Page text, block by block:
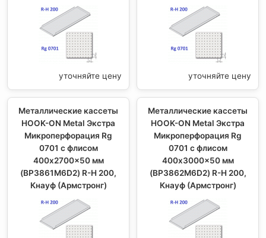
уточняйте цену уточняйте цену
Металлические кассеты
HOOK-ON Metal Экстра
Микроперфорация Rg
0701 с флисом
400x2700x50 мм
(BP3861M6D2) R-H 200,
Кнауф (Армстронг)
Металлические кассеты
HOOK-ON Metal Экстра
Микроперфорация Rg
0701 с флисом
400x3000x50 мм
(BP3862M6D2) R-H 200,
Кнауф (Армстронг)